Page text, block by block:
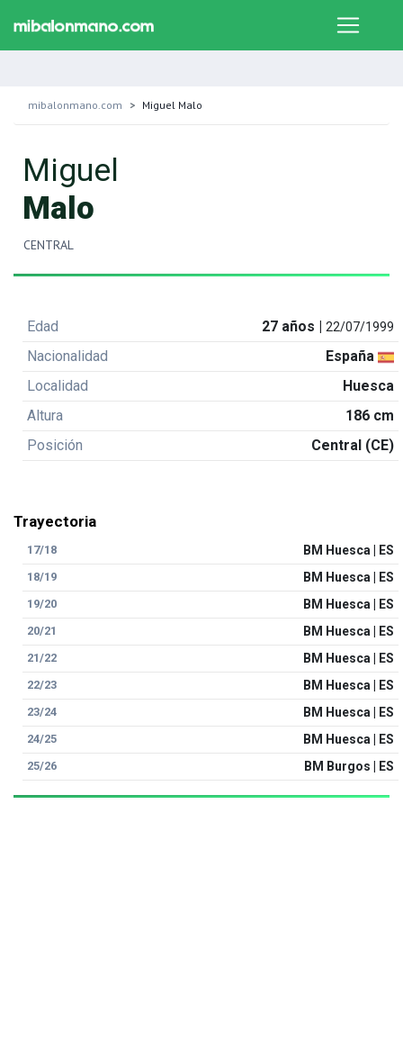
mibalonmano.com Miguel Malo
Miguel
Malo
CENTRAL
Edad 27 años |22/07/1999
Nacionalidad
España
Localidad
Huesca
Altura
186 cm
Posición
Central (CE)
Trayectoria
17/18 BM Huesca | ES
18/19 BM Huesca | ES
19/20 BM Huesca | ES
20/21 BM Huesca | ES
21/22 BM Huesca | ES
22/23 BM Huesca | ES
23/24 BM Huesca | ES
24/25 BM Huesca | ES
25/26 BM Burgos | ES